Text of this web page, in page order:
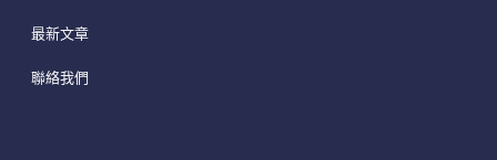
最新文章
聯絡我們